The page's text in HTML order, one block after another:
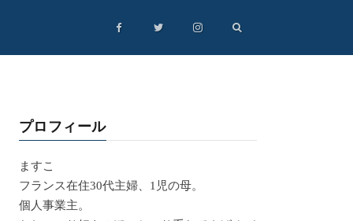
プロフィール
ますこ
フランス在住30代主婦、1児の母。
個人事業主。